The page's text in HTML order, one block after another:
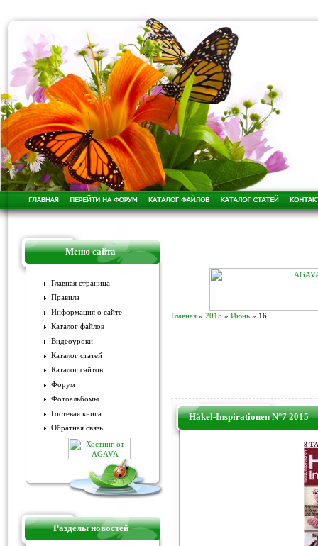
Меню сайта
Главная страница
Правила
Информация о сайте
Каталог файлов
Видеоуроки
Каталог статей
Каталог сайтов
Форум
Фотоальбомы
Гостевая книга
Обратная связь
Разделы новостей
Главная » 2015 » Июнь » 16
Häkel-Inspirationen N°7 2015